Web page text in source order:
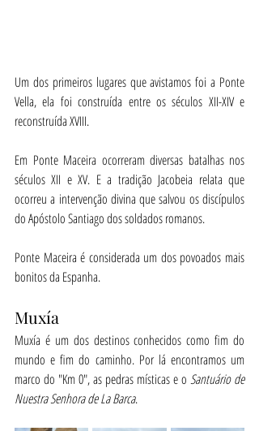
Um dos primeiros lugares que avistamos foi a Ponte
Vella, ela foi construída entre os séculos XII-XIV e
reconstruída XVIII.
Em Ponte Maceira ocorreram diversas batalhas nos
séculos XII e XV. E a tradição Jacobeia relata que
ocorreu a intervenção divina que salvou os discípulos
do Apóstolo Santiago dos soldados romanos.
Ponte Maceira é considerada um dos povoados mais
bonitos da Espanha.
Muxía
Muxía é um dos destinos conhecidos como fim do
mundo e fim do caminho. Por lá encontramos um
marco do "Km 0", as pedras místicas e o Santuário de
Nuestra Senhora de La Barca.